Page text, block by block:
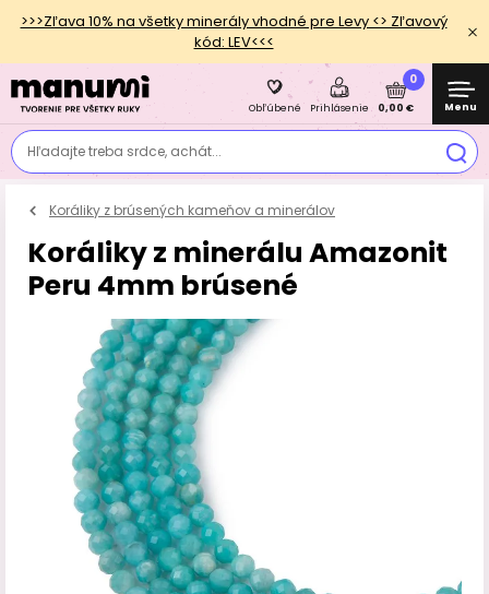
>>>Zľava 10% na všetky minerály vhodné pre Levy <> Zľavový
kód: LEV<<<
Hľadajte treba srdce, achát...
Obľúbené Prihlásenie
0
0,00 € Menu
Koráliky z brúsených kameňov a minerálov
Koráliky z minerálu Amazonit
Peru 4mm brúsené